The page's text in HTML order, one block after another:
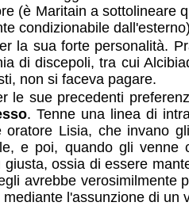
(è Maritain a sottolineare
condizionabile
la sua forte personalità.
di discepoli, tra cui
non si faceva pagare.
sue precedenti
. Tenne una linea di
Lisia, che invano
e poi, quando gli
ossia di essere
avrebbe verosimilmente
l'assunzione di un